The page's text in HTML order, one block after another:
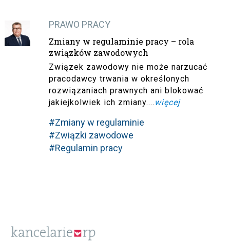
PRAWO PRACY
Zmiany w regulaminie pracy – rola
związków zawodowych
Związek zawodowy nie może narzucać
pracodawcy trwania w określonych
rozwiązaniach prawnych ani blokować
jakiejkolwiek ich zmiany.... więcej
#Zmiany w regulaminie
#Związki zawodowe
#Regulamin pracy